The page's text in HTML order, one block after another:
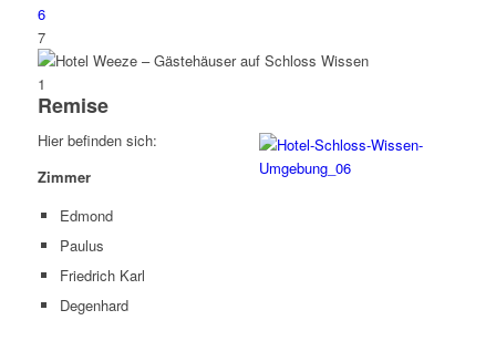
6
7
1
Remise
Hier befinden sich:
Zimmer
Edmond
Paulus
Friedrich Karl
Degenhard